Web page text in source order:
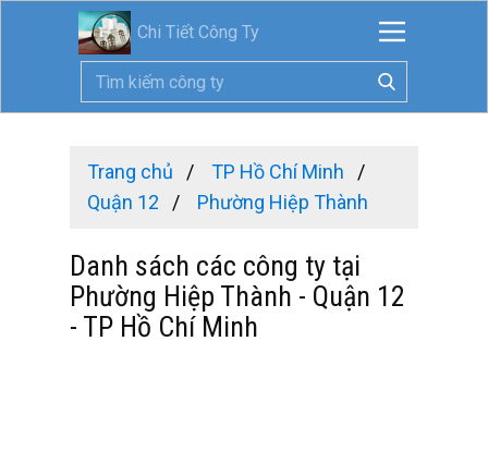
Chi Tiết Công Ty
Trang chủ
TP Hồ Chí Minh
Quận 12
Phường Hiệp Thành
Danh sách các công ty tại
Phường Hiệp Thành - Quận 12
- TP Hồ Chí Minh